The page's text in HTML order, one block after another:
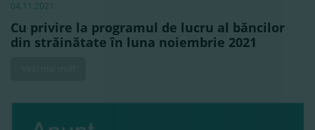
04.11.2021
Cu privire la programul de lucru al băncilor
din străinătate în luna noiembrie 2021